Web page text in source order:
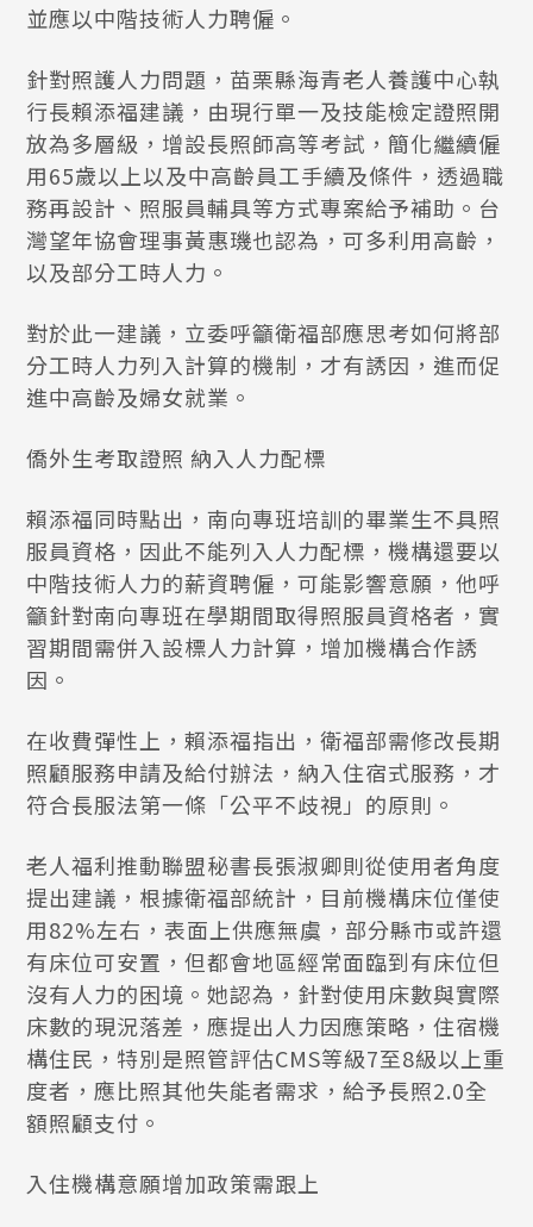
並應以中階技術人力聘僱。
針對照護人力問題，苗栗縣海青老人養護中心執
行長賴添福建議，由現行單一及技能檢定證照開
放為多層級，增設長照師高等考試，簡化繼續僱
用65歲以上以及中高齡員工手續及條件，透過職
務再設計、照服員輔具等方式專案給予補助。台
灣望年協會理事黃惠璣也認為，可多利用高齡，
以及部分工時人力。
對於此一建議，立委呼籲衛福部應思考如何將部
分工時人力列入計算的機制，才有誘因，進而促
進中高齡及婦女就業。
僑外生考取證照 納入人力配標
賴添福同時點出，南向專班培訓的畢業生不具照
服員資格，因此不能列入人力配標，機構還要以
中階技術人力的薪資聘僱，可能影響意願，他呼
籲針對南向專班在學期間取得照服員資格者，實
習期間需併入設標人力計算，增加機構合作誘
因。
在收費彈性上，賴添福指出，衛福部需修改長期
照顧服務申請及給付辦法，納入住宿式服務，才
符合長服法第一條「公平不歧視」的原則。
老人福利推動聯盟秘書長張淑卿則從使用者角度
提出建議，根據衛福部統計，目前機構床位僅使
用82%左右，表面上供應無虞，部分縣市或許還
有床位可安置，但都會地區經常面臨到有床位但
沒有人力的困境。她認為，針對使用床數與實際
床數的現況落差，應提出人力因應策略，住宿機
構住民，特別是照管評估CMS等級7至8級以上重
度者，應比照其他失能者需求，給予長照2.0全
額照顧支付。
入住機構意願增加政策需跟上